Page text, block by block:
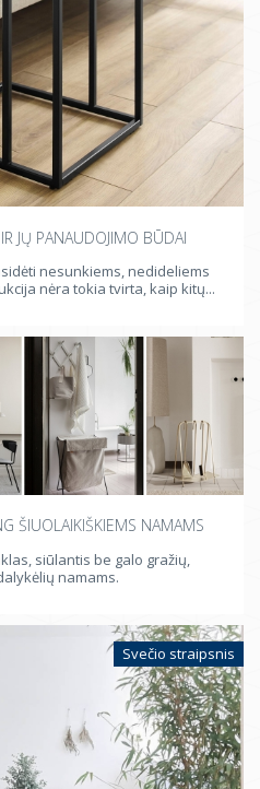
JŲ PANAUDOJIMO BŪDAI
nesunkiems, nedideliems
nėra tokia tvirta, kaip kitų...
ŠIUOLAIKIŠKIEMS NAMAMS
siūlantis be galo gražių,
namams.
Svečio straipsnis